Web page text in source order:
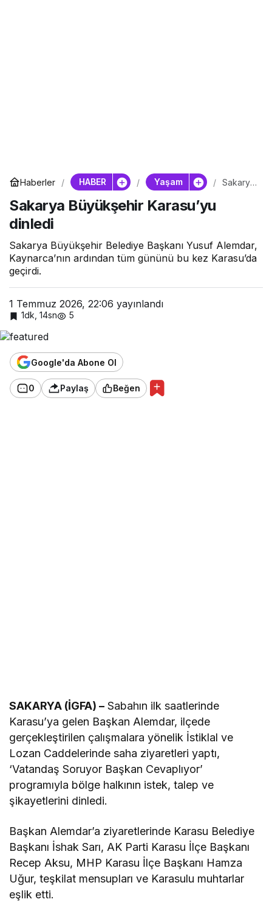
Haberler HABER Yaşam
Sakarya
Sakarya Büyükşehir Karasu’yu
dinledi
Sakarya Büyükşehir Belediye Başkanı Yusuf Alemdar,
Kaynarca’nın ardından tüm gününü bu kez Karasu’da
geçirdi.
1 Temmuz 2026, 22:06 yayınlandı
1dk, 14sn 5
Google'da Abone Ol
0 Paylaş Beğen
SAKARYA (İGFA) – Sabahın ilk saatlerinde
Karasu’ya gelen Başkan Alemdar, ilçede
gerçekleştirilen çalışmalara yönelik İstiklal ve
Lozan Caddelerinde saha ziyaretleri yaptı,
‘Vatandaş Soruyor Başkan Cevaplıyor’
programıyla bölge halkının istek, talep ve
şikayetlerini dinledi.
Başkan Alemdar’a ziyaretlerinde Karasu Belediye
Başkanı İshak Sarı, AK Parti Karasu İlçe Başkanı
Recep Aksu, MHP Karasu İlçe Başkanı Hamza
Uğur, teşkilat mensupları ve Karasulu muhtarlar
eşlik etti.